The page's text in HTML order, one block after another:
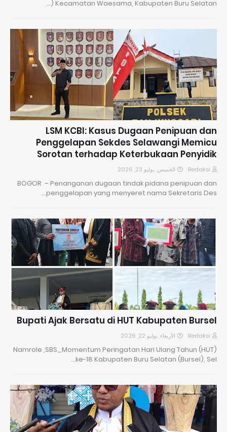
Kecamatan Waesama, Kabupaten Buru Selatan (…
LSM KCBI: Kasus Dugaan Penipuan dan
Penggelapan Sekdes Selawangi Memicu
Sorotan terhadap Keterbukaan Penyidik
Redaksi الخميس, يوليو 23, 2026
BOGOR – Penanganan dugaan tindak pidana penipuan dan
penggelapan yang menyeret nama Sekretaris Des…
​Bupati Ajak Bersatu di HUT Kabupaten Bursel
Redaksi الأربعاء, يوليو 22, 2026
Namrole ,SBS_​Momentum Peringatan Hari Ulang Tahun (HUT)
ke-18 Kabupaten Buru Selatan (Bursel), Sel…